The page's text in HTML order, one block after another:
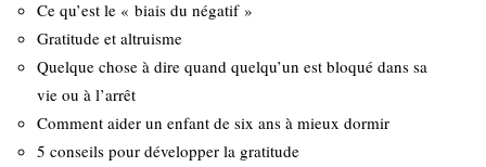
Ce qu’est le « biais du négatif »
Gratitude et altruisme
Quelque chose à dire quand quelqu’un est bloqué dans sa
vie ou à l’arrêt
Comment aider un enfant de six ans à mieux dormir
5 conseils pour développer la gratitude